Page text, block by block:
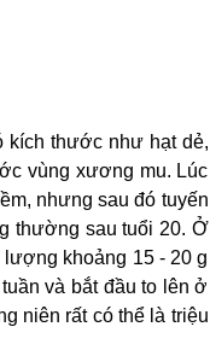
kích thước như hạt dẻ,
vùng xương mu. Lúc
nhưng sau đó tuyến
thường sau tuổi 20. Ở
khoảng 15 - 20 g
và bắt đầu to lên ở
niên rất có thể là triệu